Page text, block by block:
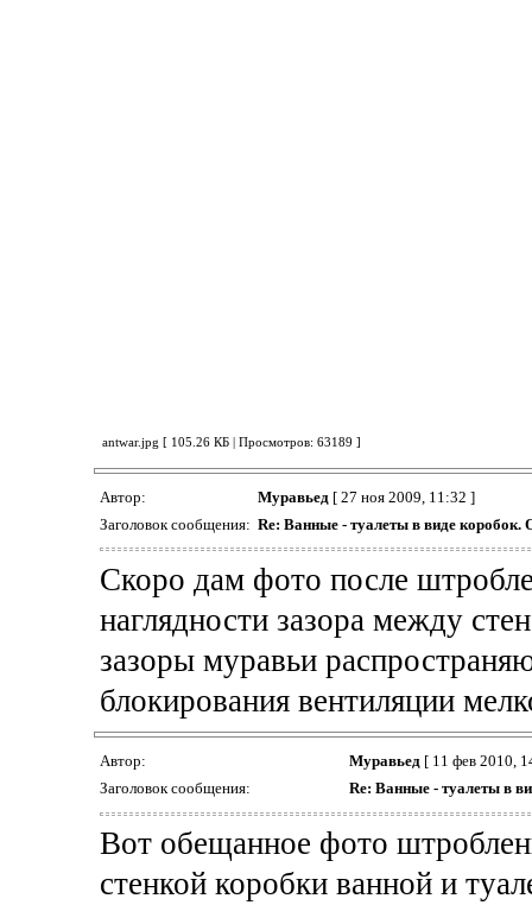
antwar.jpg [ 105.26 КБ | Просмотров: 63189 ]
Автор: Муравьед[ 27 ноя 2009, 11:32 ]
Заголовок сообщения: Re: Ванные - туалеты в виде коробок.
Скоро дам фото после
наглядности зазора между
зазоры муравьи
блокирования вентиляции
Автор: Муравьед[ 11 фев 2010,
Заголовок сообщения:
Re: Ванные - туалеты в
Вот обещанное фото
стенкой коробки ванной и